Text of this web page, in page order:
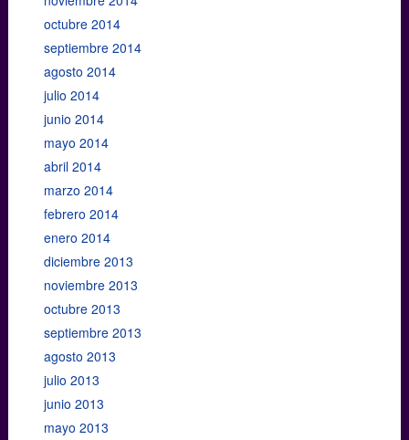
octubre 2014
septiembre 2014
agosto 2014
julio 2014
junio 2014
mayo 2014
abril 2014
marzo 2014
febrero 2014
enero 2014
diciembre 2013
noviembre 2013
octubre 2013
septiembre 2013
agosto 2013
julio 2013
junio 2013
mayo 2013